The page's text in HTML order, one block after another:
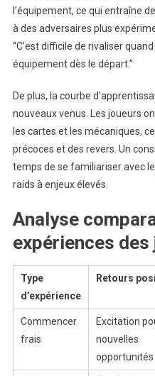
l’équipement, ce qui entraîne
à des adversaires plus
“C’est difficile de rivaliser
équipement dès le départ.”
De plus, la courbe
nouveaux venus. Les joueurs
les cartes et les mécaniques,
précoces et des revers. Un
temps de se familiariser avec
raids à enjeux élevés.
Analyse
expériences des
Type
d’expérience
Retours
Commencer
frais
Excitation
nouvelles
opportunités